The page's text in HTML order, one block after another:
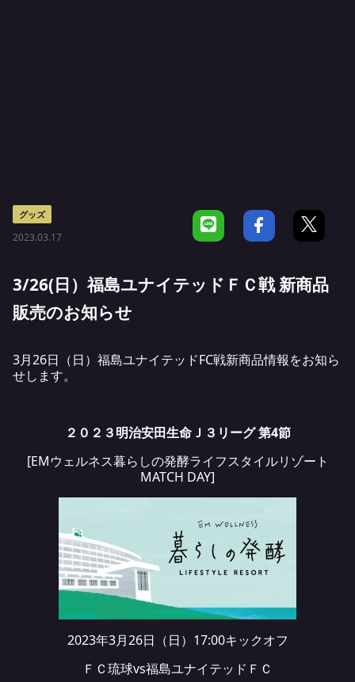
グッズ
2023.03.17
3/26(日）福島ユナイテッドＦＣ戦 新商品
販売のお知らせ
3月26日（日）福島ユナイテッドFC戦新商品情報をお知ら
せします。
２０２３明治安田生命Ｊ３リーグ 第4節
[EMウェルネス暮らしの発酵ライフスタイルリゾート
MATCH DAY]
2023年3月26日（日）17:00キックオフ
ＦＣ琉球vs福島ユナイテッドＦＣ